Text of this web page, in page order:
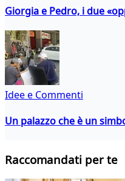
Giorgia e Pedro, i due
Idee e Commenti
Un palazzo che è un
Raccomandati per te